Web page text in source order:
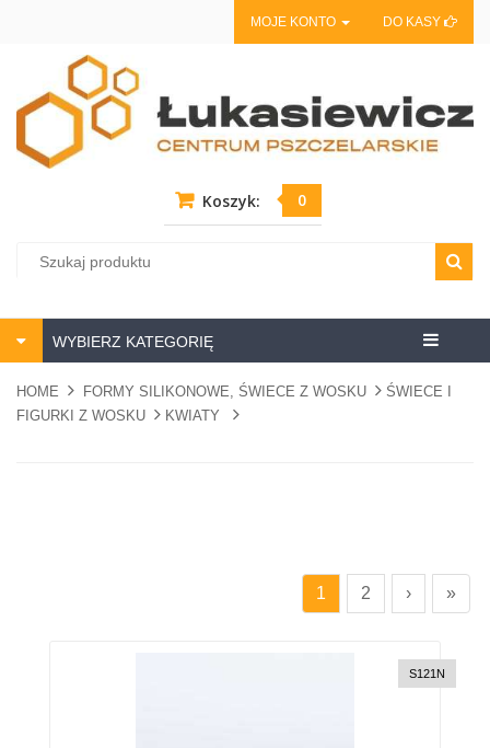
MOJE KONTO DO KASY
Koszyk: 0
Centrum
WYBIERZ KATEGORIĘ
HOME FORMY SILIKONOWE, ŚWIECE Z WOSKU
ŚWIECE I
FIGURKI Z WOSKU
KWIATY
1 2 › »
S121N